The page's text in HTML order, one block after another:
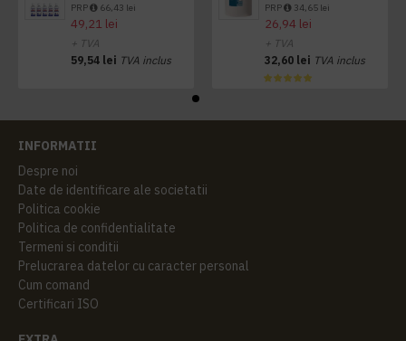
PRP 66,43 lei
49,21 lei
+ TVA
59,54 lei TVA inclus
PRP 34,65 lei
26,94 lei
+ TVA
32,60 lei TVA inclus
INFORMATII
Despre noi
Date de identificare ale societatii
Politica cookie
Politica de confidentialitate
Termeni si conditii
Prelucrarea datelor cu caracter personal
Cum comand
Certificari ISO